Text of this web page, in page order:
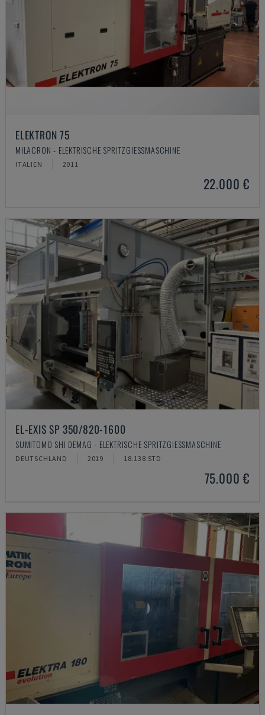
ELEKTRON 75
MILACRON - ELEKTRISCHE SPRITZGIESSMASCHINE
ITALIEN 2011
22.000 €
EL-EXIS SP 350/820-1600
SUMITOMO SHI DEMAG - ELEKTRISCHE SPRITZGIESSMASCHINE
DEUTSCHLAND 2019 18.138 STD
75.000 €